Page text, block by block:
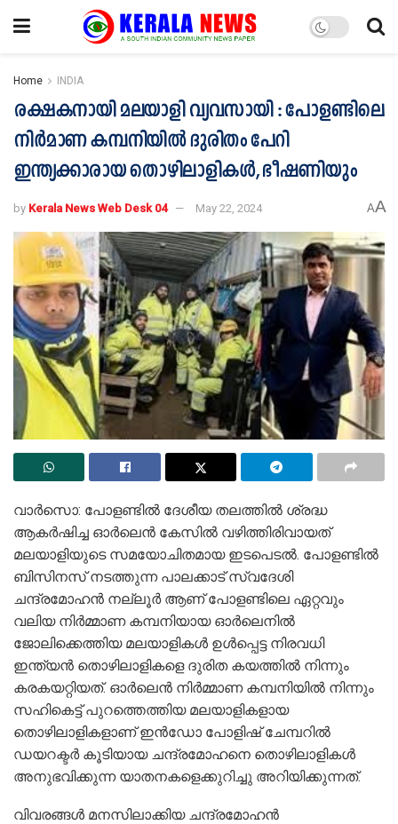
Home INDIA
രക്ഷകനായി മലയാളി വ്യവസായി : പോളണ്ടിലെ
നിർമാണ കമ്പനിയിൽ ദുരിതം പേറി
ഇന്ത്യക്കാരായ തൊഴിലാളികൾ, ഭീഷണിയും
by Kerala News Web Desk 04 May 22, 2024 AA
വാർസൊ: പോളണ്ടിൽ ദേശീയ തലത്തിൽ ശ്രദ്ധ
ആകർഷിച്ച ഓർലെൻ കേസിൽ വഴിത്തിരിവായത്
മലയാളിയുടെ സമയോചിതമായ ഇടപെടൽ. പോളണ്ടിൽ
ബിസിനസ് നടത്തുന്ന പാലക്കാട് സ്വദേശി
ചന്ദ്രമോഹൻ നല്ലൂർ ആണ് പോളണ്ടിലെ ഏറ്റവും
വലിയ നിർമ്മാണ കമ്പനിയായ ഓർലെനിൽ
ജോലിക്കെത്തിയ മലയാളികൾ ഉൾപ്പെട്ട നിരവധി
ഇന്ത്യൻ തൊഴിലാളികളെ ദുരിത കയത്തിൽ നിന്നും
കരകയറ്റിയത്‌. ഓർലെൻ നിർമ്മാണ കമ്പനിയിൽ നിന്നും
സഹികെട്ട് പുറത്തെത്തിയ മലയാളികളായ
തൊഴിലാളികളാണ് ഇൻഡോ പോളിഷ് ചേമ്പറിൽ
ഡയറക്ടർ കൂടിയായ ചന്ദ്രമോഹനെ തൊഴിലാളികൾ
അനുഭവിക്കുന്ന യാതനകളെക്കുറിച്ചു അറിയിക്കുന്നത്.
വിവരങ്ങൾ മനസിലാക്കിയ ചന്ദ്രമോഹൻ